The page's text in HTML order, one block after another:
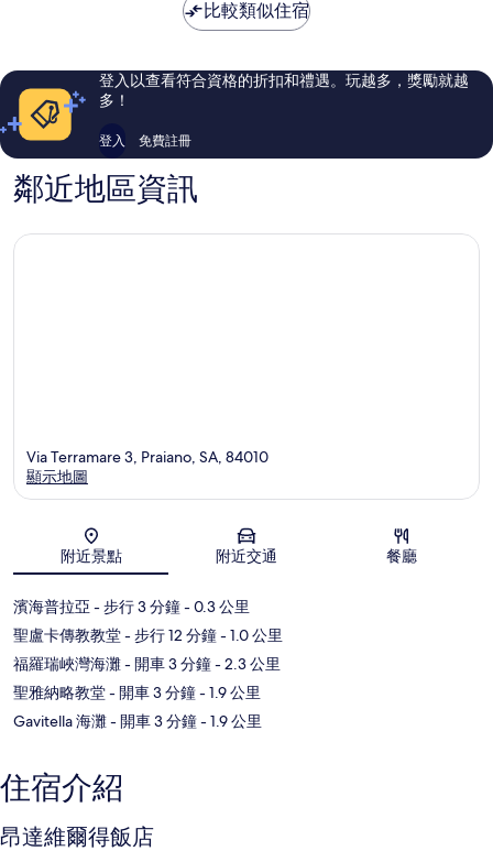
評
論
評
論
比較類似住宿
登入以查看符合資格的折扣和禮遇。玩越多，獎勵就越
多！
登入 免費註冊
鄰近地區資訊
地圖
Via Terramare 3, Praiano, SA, 84010
顯示地圖
附近景點 附近交通 餐廳
濱海普拉亞 - 步行 3 分鐘- 0.3 公里
聖盧卡傳教教堂- 步行 12 分鐘- 1.0 公里
福羅瑞峽灣海灘- 開車 3 分鐘- 2.3 公里
聖雅納略教堂- 開車 3 分鐘- 1.9 公里
Gavitella 海灘- 開車 3 分鐘- 1.9 公里
住宿介紹
昂達維爾得飯店